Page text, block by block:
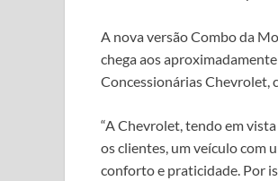
A nova versão Combo da
chega aos
Concessionárias Chevrolet,
“A Chevrolet, tendo em
os clientes, um veículo com
conforto e praticidade. Por